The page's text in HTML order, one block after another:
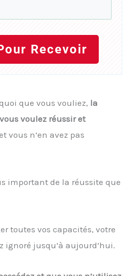
Recevoir
que vous vouliez, la
voulez réussir et
vous n’en avez pas
important de la réussite que
toutes vos capacités, votre
ignoré jusqu’à aujourd’hui.